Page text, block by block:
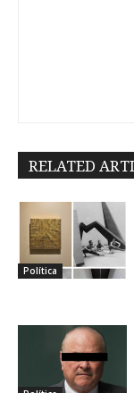
RELATED
Política